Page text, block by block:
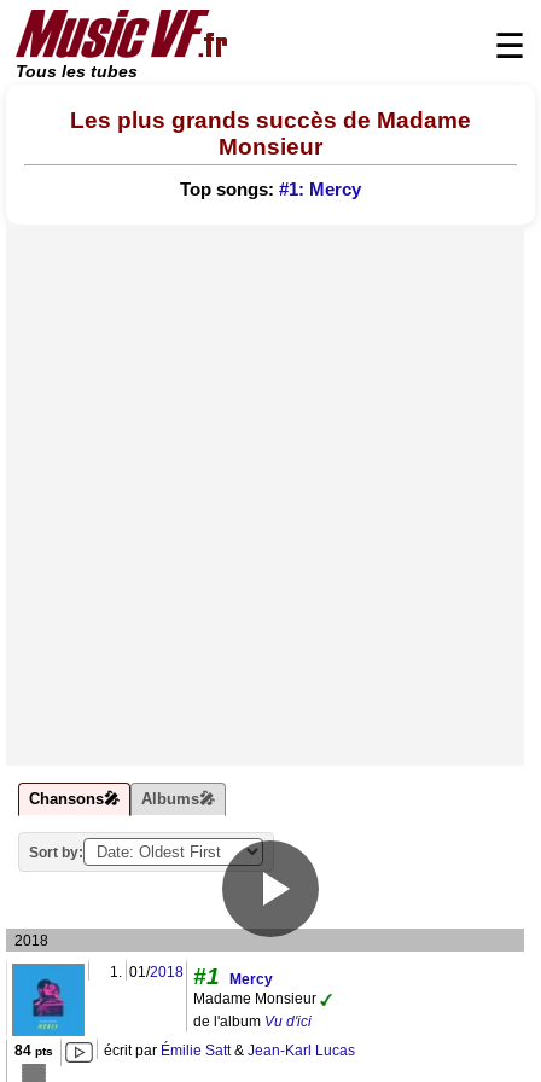
Tous les tubes
☰
Les plus grands succès de Madame
Monsieur
Top songs: #1: Mercy
Chansons🎤 Albums🎤
Sort by:
2018
1. 01/2018 #1
Mercy
Madame Monsieur
de l'album Vu d'ici
84 pts écrit par Émilie Satt& Jean-Karl Lucas